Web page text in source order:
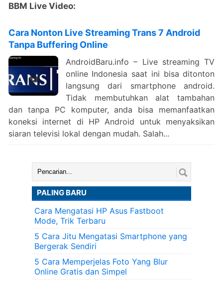
BBM Live Video:
Cara Nonton Live Streaming Trans 7 Android
Tanpa Buffering Online
AndroidBaru.info – Live streaming TV
online Indonesia saat ini bisa ditonton
langsung dari smartphone android.
Tidak membutuhkan alat tambahan
dan tanpa PC komputer, anda bisa memanfaatkan
koneksi internet di HP Android untuk menyaksikan
siaran televisi lokal dengan mudah. Salah...
Cari:
PALING BARU
Cara Mengatasi HP Asus Fastboot
Mode, Trik Terbaru
5 Cara Jitu Mengatasi Smartphone yang
Bergerak Sendiri
5 Cara Memperjelas Foto Yang Blur
Online Gratis dan Simpel